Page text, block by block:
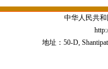
中华人民共
地址：50-D,